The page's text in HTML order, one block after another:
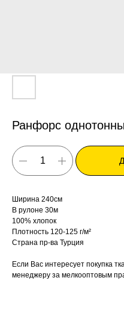
Ранфорс
Ширина 240см
В рулоне 30м
100% хлопок
Плотность 120-125 г/м²
Страна пр-ва Турция
Если Вас интересует покупка
менеджеру за мелкооптовым